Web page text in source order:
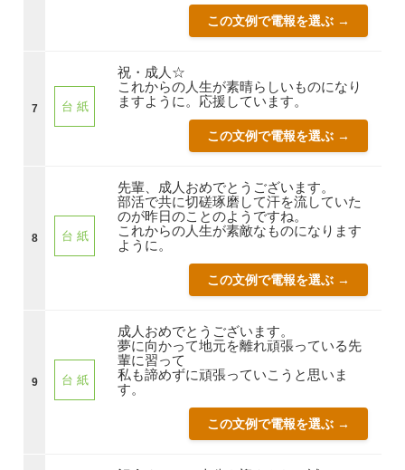
この文例で電報を選ぶ →
7 台 紙
祝・成人☆
これからの人生が素晴らしいものになり
ますように。応援しています。
この文例で電報を選ぶ →
8 台 紙
先輩、成人おめでとうございます。
部活で共に切磋琢磨して汗を流していた
のが昨日のことのようですね。
これからの人生が素敵なものになります
ように。
この文例で電報を選ぶ →
9 台 紙
成人おめでとうございます。
夢に向かって地元を離れ頑張っている先
輩に習って
私も諦めずに頑張っていこうと思いま
す。
この文例で電報を選ぶ →